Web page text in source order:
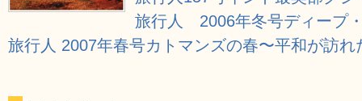
旅行人 2006年冬号ディープ
旅行人 2007年春号カトマンズの春〜平和が訪